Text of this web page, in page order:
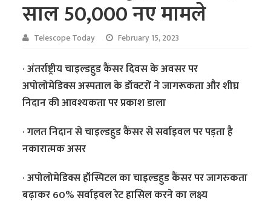
साल 50,000 नए मामले
Telescope Today February 15, 2023
· अंतर्राष्ट्रीय चाइल्डहुड कैंसर दिवस के अवसर पर
अपोलोमेडिक्स अस्पताल के डॉक्टरों ने जागरूकता और शीघ्र
निदान की आवश्यकता पर प्रकाश डाला
· गलत निदान से चाइल्डहुड कैंसर से सर्वाइवल पर पड़ता है
नकारात्मक असर
· अपोलोमेडिक्स हॉस्पिटल का चाइल्डहुड कैंसर पर जागरुकता
बढ़ाकर 60% सर्वाइवल रेट हासिल करने का लक्ष्य